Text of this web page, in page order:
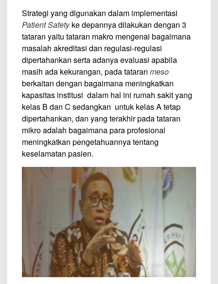
Strategi yang digunakan dalam implementasi
Patient Safetyke depannya dilakukan dengan 3
tataran yaitu tataran makro mengenai bagaimana
masalah akreditasi dan regulasi-regulasi
dipertahankan serta adanya evaluasi apabila
masih ada kekurangan, pada tataran meso
berkaitan dengan bagaimana meningkatkan
kapasitas institusi dalam hal ini rumah sakit yang
kelas B dan C sedangkan untuk kelas A tetap
dipertahankan, dan yang terakhir pada tataran
mikro adalah bagaimana para profesional
meningkatkan pengetahuannya tentang
keselamatan pasien.